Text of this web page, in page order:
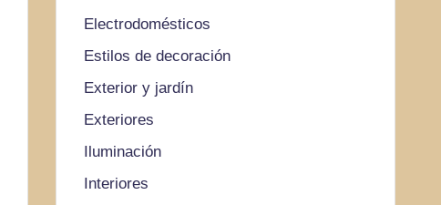
Electrodomésticos
Estilos de decoración
Exterior y jardín
Exteriores
Iluminación
Interiores